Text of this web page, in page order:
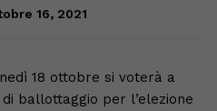
16, 2021
18 ottobre si voterà a
ballottaggio per l’elezione